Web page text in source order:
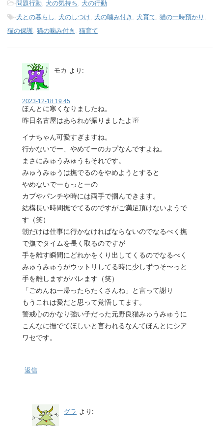
-問題行動, 犬の気持ち, 犬の行動
-犬との暮らし , 犬のしつけ, 犬の噛み付き , 犬育て, 猫の一時預かり ,
猫の保護, 猫の噛み付き , 猫育て
モカ より:
2023-12-18 19:45
ほんとに寒くなりましたね。
昨日名古屋はあられが振りましたよ☃
イナちゃん可愛すぎますね。
行かないでー、やめてーのカプなんですよね。
まさにみゅうみゅうもそれです。
みゅうみゅうは撫でるのをやめようとすると
やめないでーもっとーの
カプやパンチや時には両手で掴んできます。
結構長い時間撫でてるのですがご満足頂けないようで
す（笑）
朝だけは仕事に行かなければならないのでなるべく撫
で撫でタイムを長く取るのですが
手を離す瞬間にどれかをくり出してくるのでなるべく
みゅうみゅうがウットリしてる時に少しずつそ〜っと
手を離しますがバレます（笑）
「ごめんねー帰ったらたくさんね」と言って謝り
もうこれは愛だと思って覚悟してます。
警戒心のかなり強い子だった元野良猫みゅうみゅうに
こんなに撫でてほしいと言われるなんてほんとにシア
ワセです。
返信
グラ より: